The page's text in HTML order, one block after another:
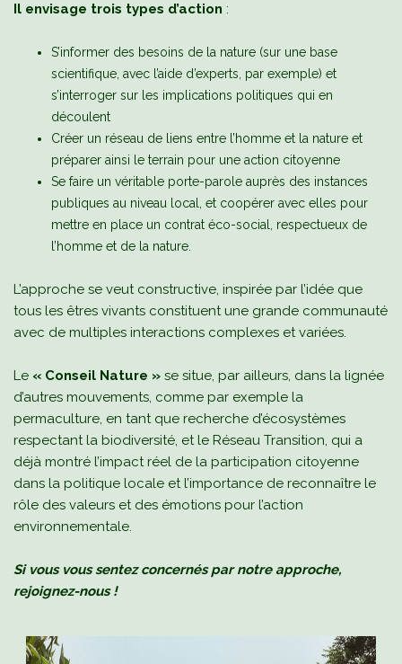
Il envisage trois types d’action :
S’informer des besoins de la nature (sur une base
scientifique, avec l’aide d’experts, par exemple) et
s’interroger sur les implications politiques qui en
découlent
Créer un réseau de liens entre l’homme et la nature et
préparer ainsi le terrain pour une action citoyenne
Se faire un véritable porte-parole auprès des instances
publiques au niveau local, et coopérer avec elles pour
mettre en place un contrat éco-social, respectueux de
l’homme et de la nature.
L’approche se veut constructive, inspirée par l’idée que
tous les êtres vivants constituent une grande communauté
avec de multiples interactions complexes et variées.
Le « Conseil Nature » se situe, par ailleurs, dans la lignée
d’autres mouvements, comme par exemple la
permaculture, en tant que recherche d’écosystèmes
respectant la biodiversité, et le Réseau Transition, qui a
déjà montré l’impact réel de la participation citoyenne
dans la politique locale et l’importance de reconnaître le
rôle des valeurs et des émotions pour l’action
environnementale.
Si vous vous sentezconcernéspar notre approche,
rejoignez-nous !